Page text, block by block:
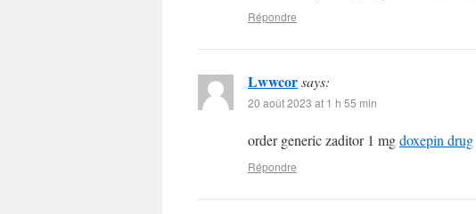
Répondre
Lwwcorsays:
20 août 2023 at 1 h 55 min
order generic zaditor 1 mgdoxepin drug
Répondre